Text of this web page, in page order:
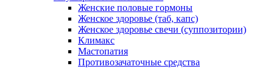
Женские половые гормоны
Женское здоровье (таб, капс)
Женское здоровье свечи (суппозитории)
Климакс
Мастопатия
Противозачаточные средства